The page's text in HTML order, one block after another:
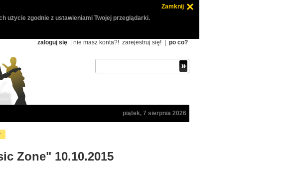
Zamknij
użycie zgodnie z ustawieniami Twojej przeglądarki.
zaloguj się | nie masz konta?! zarejestruj się! po co?
piątek, 7 sierpnia 2026
Zone" 10.10.2015